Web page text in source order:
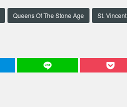
Queens Of The Stone Age St. Vincent